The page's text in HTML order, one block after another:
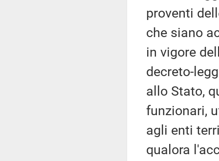
proventi
che siano
in vigore
decreto-
allo Stato,
funzionari,
agli enti
qualora